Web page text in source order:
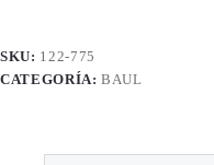
SKU: 122-775
CATEGORÍA:BAUL